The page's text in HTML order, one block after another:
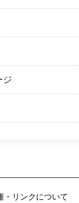
ジ
・リンクについて